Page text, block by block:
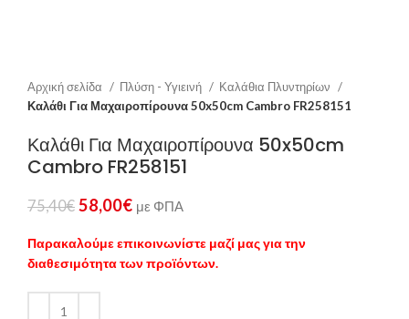
Αρχική σελίδα Πλύση - Υγιεινή
Καλάθια Πλυντηρίων
Καλάθι Για Μαχαιροπίρουνα 50x50cm Cambro FR258151
Καλάθι Για Μαχαιροπίρουνα 50x50cm
Cambro FR258151
75,40€ 58,00€ με ΦΠΑ
Παρακαλούμε επικοινωνίστε μαζί μας για την
διαθεσιμότητα των προϊόντων.